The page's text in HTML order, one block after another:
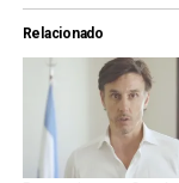
Relacionado